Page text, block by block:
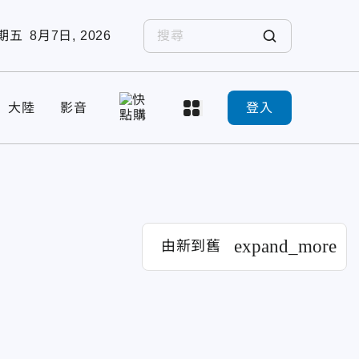
五 8月7日, 2026
大陸 影音 登入
由新到舊 expand_more